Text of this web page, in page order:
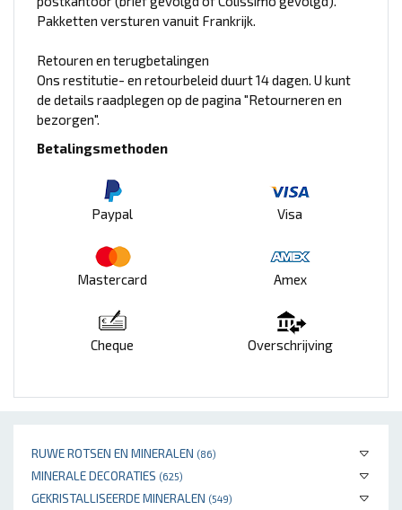
RUWE ROTSEN EN MINERALEN (86)
MINERALE DECORATIES (625)
GEKRISTALLISEERDE MINERALEN (549)
Pakketten versturen vanuit Frankrijk.
Retouren en terugbetalingen
Ons restitutie- en retourbeleid duurt 14 dagen. U kunt
de details raadplegen op de pagina "Retourneren en
bezorgen".
Betalingsmethoden
Paypal Visa
Mastercard Amex
Cheque Overschrijving